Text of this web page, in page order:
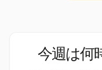
今週は何